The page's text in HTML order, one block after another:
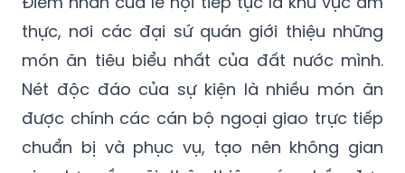
món ăn tiêu biểu nhất của đất nước mình.
Nét độc đáo của sự kiện là nhiều món ăn
được chính các cán bộ ngoại giao trực tiếp
chuẩn bị và phục vụ, tạo nên không gian
giao lưu gần gũi, thân thiện, góp phần đưa
các nền văn hóa xích lại gần nhau hơn.